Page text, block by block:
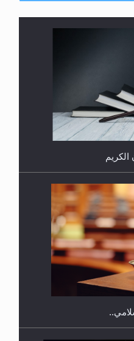
للمحجبات وغير
الكريم